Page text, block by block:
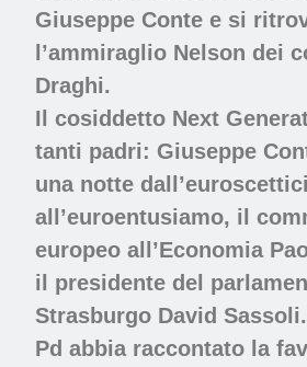
Giuseppe Conte e si
l’ammiraglio Nelson dei
Draghi.
Il cosiddetto Next
tanti padri: Giuseppe
una notte
all’euroentusiamo, il
europeo all’Economia
il presidente del
Strasburgo David
Pd abbia raccontato la